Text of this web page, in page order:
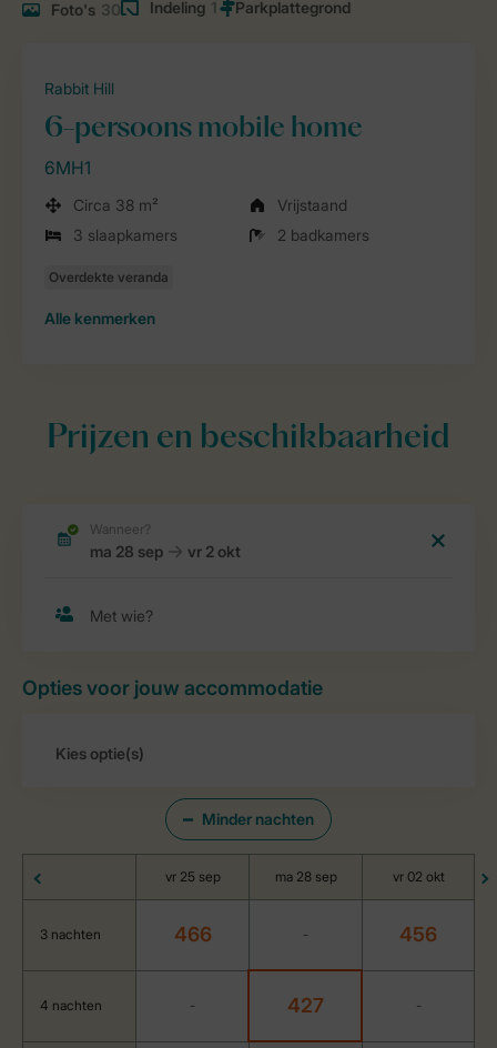
Foto's 30 Indeling 1
Rabbit Hill
6-persoons mobile home
6MH1
Circa 38 m²
Vrijstaand
3 slaapkamers
2 badkamers
Alle kenmerken
Prijzen en beschikbaarheid
Opties voor jouw accommodatie
Minder nachten
vr 25 sep ma 28 sep vr 02 okt
3 nachten 466 - 456
4 nachten - 427 -